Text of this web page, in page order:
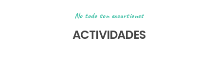
No todo son excursiones
ACTIVIDADES